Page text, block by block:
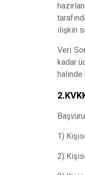
ilişkin
Veri
kadar
halinde
1)
2)